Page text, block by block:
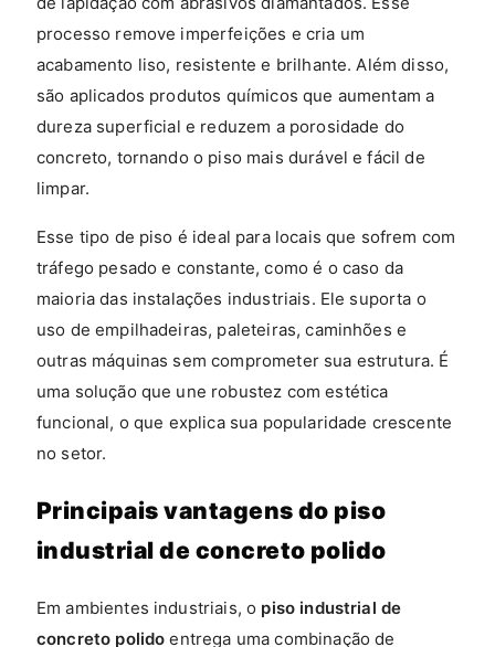
processo remove imperfeições e cria um
acabamento liso, resistente e brilhante. Além disso,
são aplicados produtos químicos que aumentam a
dureza superficial e reduzem a porosidade do
concreto, tornando o piso mais durável e fácil de
limpar.
Esse tipo de piso é ideal para locais que sofrem com
tráfego pesado e constante, como é o caso da
maioria das instalações industriais. Ele suporta o
uso de empilhadeiras, paleteiras, caminhões e
outras máquinas sem comprometer sua estrutura. É
uma solução que une robustez com estética
funcional, o que explica sua popularidade crescente
no setor.
Principais vantagens do piso
industrial de concreto polido
Em ambientes industriais, o piso industrial de
concreto polido entrega uma combinação de